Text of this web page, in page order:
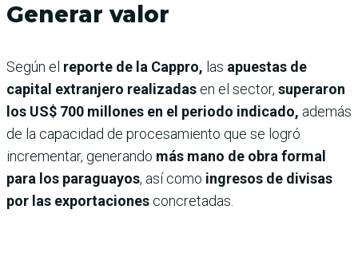
Generar valor
Según el reporte de la Cappro, las apuestas de
capital extranjero realizadas en el sector, superaron
los US$ 700 millones en el periodo indicado, además
de la capacidad de procesamiento que se logró
incrementar, generando más mano de obra formal
para los paraguayos, así como ingresos de divisas
por las exportaciones concretadas.